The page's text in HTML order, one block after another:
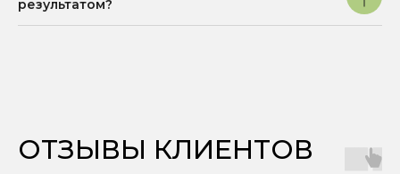
результатом?
ОТЗЫВЫ КЛИЕНТОВ
3/3, помещ. 3п